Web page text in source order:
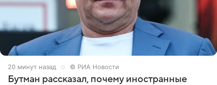
20 минут назад © РИА Новости
Бутман рассказал, почему иностранные